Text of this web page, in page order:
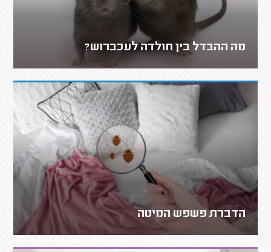
מה ההבדל בין חולדה לעכברוש?
הדברת פשפש המיטה